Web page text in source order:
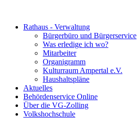
Rathaus - Verwaltung
Bürgerbüro und Bürgerservice
Was erledige ich wo?
Mitarbeiter
Organigramm
Kulturraum Ampertal e.V.
Haushaltspläne
Aktuelles
Behördenservice Online
Über die VG-Zolling
Volkshochschule